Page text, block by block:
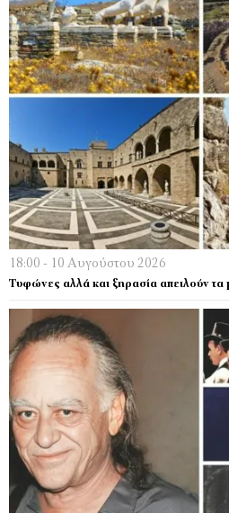
18:00 - 10 Αυγούστου 2026
Τυφώνες αλλά και ξηρασία απειλούν τα